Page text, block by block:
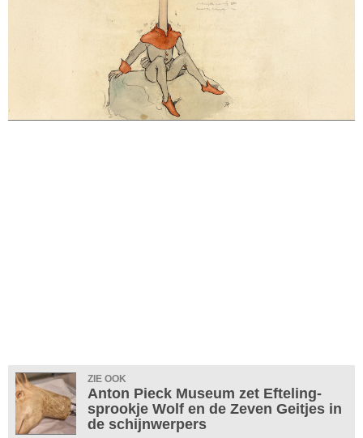
ZIE OOK
Anton Pieck Museum zet Efteling-
sprookje Wolf en de Zeven Geitjes in
de schijnwerpers